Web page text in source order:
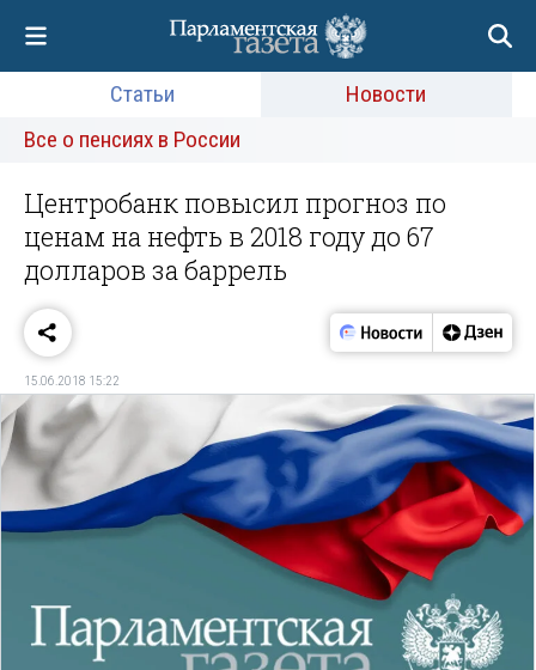
Статьи
Новости
Все о пенсиях в России
Центробанк повысил прогноз по
ценам на нефть в 2018 году до 67
долларов за баррель
15.06.2018 15:22